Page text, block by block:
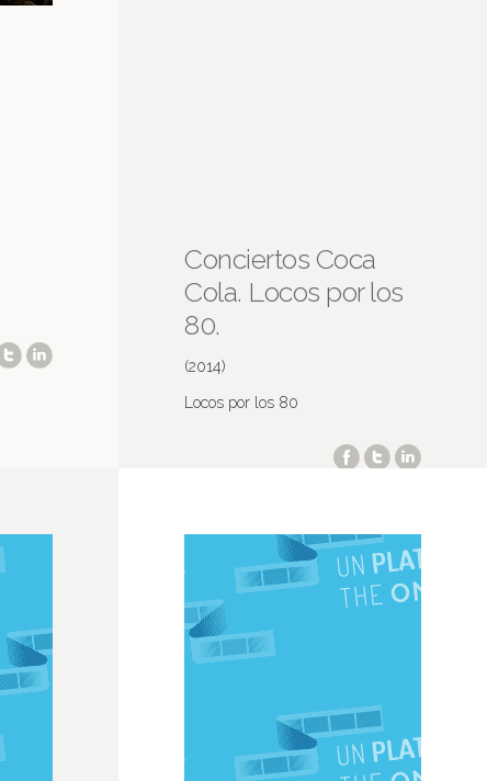
Conciertos Coca
Cola. Locos por los
80.
(2014)
Locos por los 80